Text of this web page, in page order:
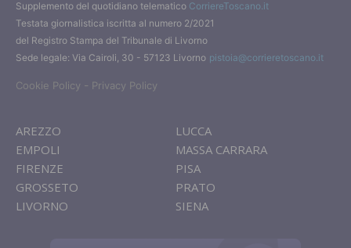
Supplemento del quotidiano telematico CorriereToscano.it
Testata giornalistica iscritta al numero 2/2021
del Registro Stampa del Tribunale di Livorno
Sede legale: Via Cairoli, 30 - 57123 Livorno pistoia@corrieretoscano.it
Cookie Policy - Privacy Policy
AREZZO
EMPOLI
FIRENZE
GROSSETO
LIVORNO
LUCCA
MASSA CARRARA
PISA
PRATO
SIENA